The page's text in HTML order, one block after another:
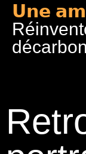
𝗨𝗻𝗲